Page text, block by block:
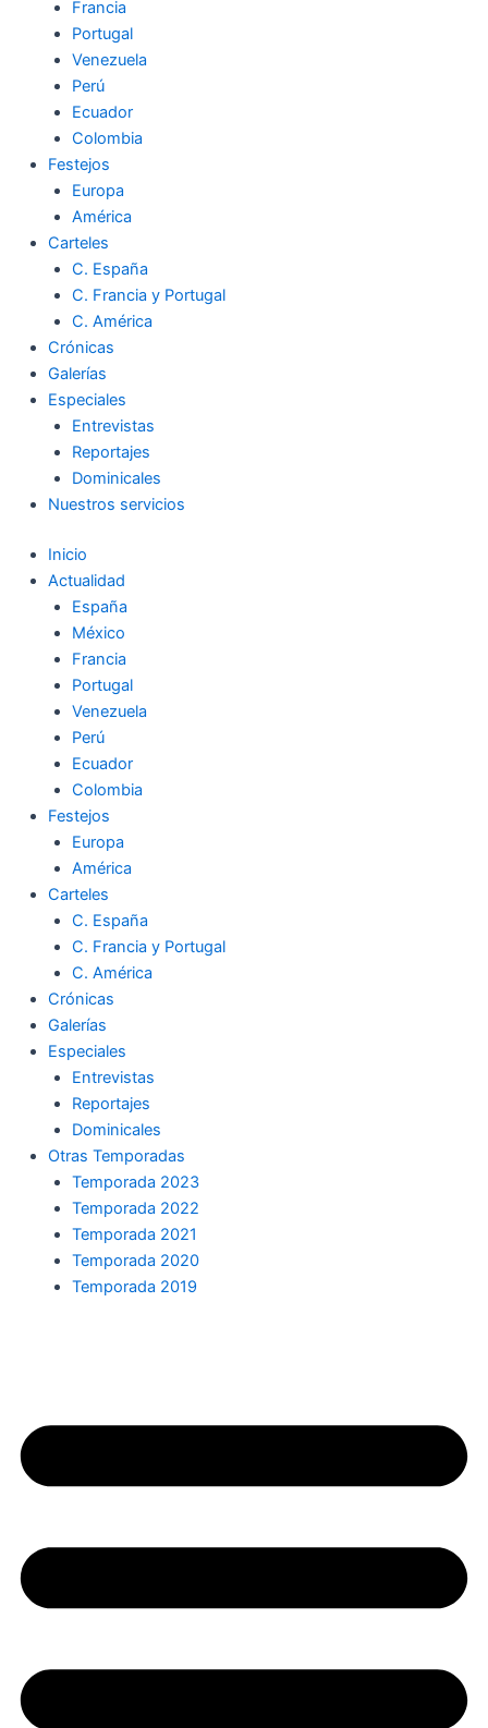
Francia
Portugal
Venezuela
Perú
Ecuador
Colombia
Festejos
Europa
América
Carteles
C. España
C. Francia y Portugal
C. América
Crónicas
Galerías
Especiales
Entrevistas
Reportajes
Dominicales
Nuestros servicios
Inicio
Actualidad
España
México
Francia
Portugal
Venezuela
Perú
Ecuador
Colombia
Festejos
Europa
América
Carteles
C. España
C. Francia y Portugal
C. América
Crónicas
Galerías
Especiales
Entrevistas
Reportajes
Dominicales
Otras Temporadas
Temporada 2023
Temporada 2022
Temporada 2021
Temporada 2020
Temporada 2019